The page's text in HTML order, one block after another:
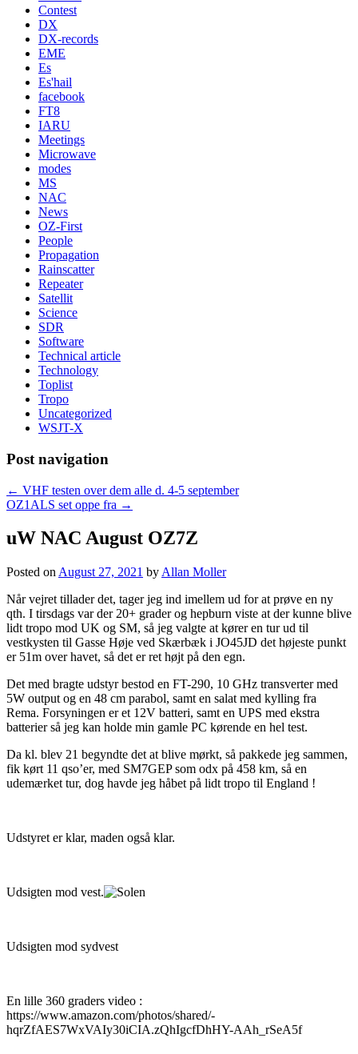
Contest
DX
DX-records
EME
Es
Es'hail
facebook
FT8
IARU
Meetings
Microwave
modes
MS
NAC
News
OZ-First
People
Propagation
Rainscatter
Repeater
Satellit
Science
SDR
Software
Technical article
Technology
Toplist
Tropo
Uncategorized
WSJT-X
Post navigation
← VHF testen over dem alle d. 4-5 september
OZ1ALS set oppe fra →
uW NAC August OZ7Z
Posted on August 27, 2021 by Allan Moller
Når vejret tillader det, tager jeg ind imellem ud for at prøve en ny
qth. I tirsdags var der 20+ grader og hepburn viste at der kunne blive
lidt tropo mod UK og SM, så jeg valgte at kører en tur ud til
vestkysten til Gasse Høje ved Skærbæk i JO45JD det højeste punkt
er 51m over havet, så det er ret højt på den egn.
Det med bragte udstyr bestod en FT-290, 10 GHz transverter med
5W output og en 48 cm parabol, samt en salat med kylling fra
Rema. Forsyningen er et 12V batteri, samt en UPS med ekstra
batterier så jeg kan holde min gamle PC kørende en hel test.
Da kl. blev 21 begyndte det at blive mørkt, så pakkede jeg sammen,
fik kørt 11 qso’er, med SM7GEP som odx på 458 km, så en
udemærket tur, dog havde jeg håbet på lidt tropo til England !
Udstyret er klar, maden også klar.
Udsigten mod vest.
Udsigten mod sydvest
En lille 360 graders video :
https://www.amazon.com/photos/shared/-
hqrZfAES7WxVAIy30iCIA.zQhIgcfDhHY-AAh_rSeA5f